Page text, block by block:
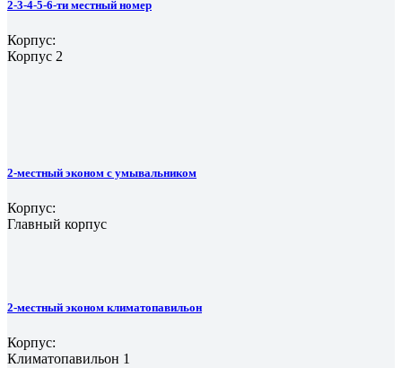
2-3-4-5-6-ти местный номер
Корпус:
Корпус 2
2-местный эконом с умывальником
Корпус:
Главный корпус
2-местный эконом климатопавильон
Корпус:
Климатопавильон 1